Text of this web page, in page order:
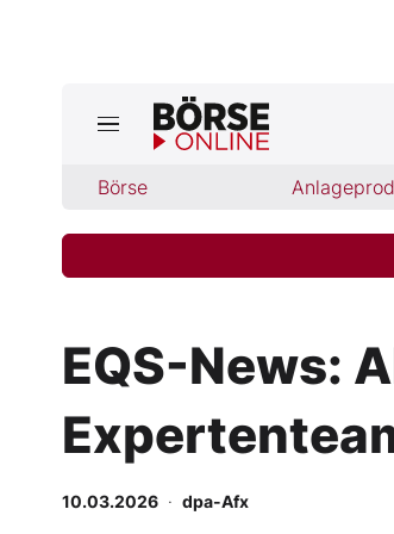
Börse
Jetzt aktuelle Ausgabe
Finanz-Check
Abo & Shop
BO-Musterdepots
EQS-News:
10.03.2026 · dpa-Afx